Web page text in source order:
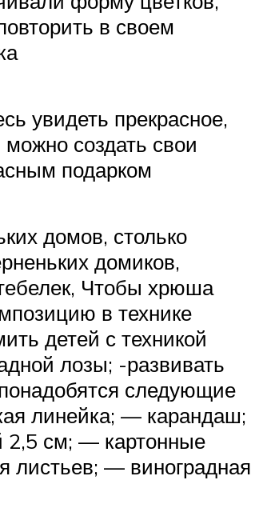
в своем
увидеть прекрасное,
создать свои
подарком
домов, столько
домиков,
Чтобы хрюша
в технике
детей с техникой
лозы; -развивать
следующие
линейка; — карандаш;
2,5 см; — картонные
листьев; — виноградная